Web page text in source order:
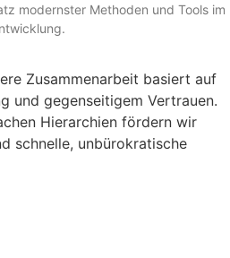
modernster Methoden und Tools im
Zusammen­arbeit basiert auf
und gegenseitigem Vertrauen.
Hierarchien fördern wir
schnelle, unbürokratische